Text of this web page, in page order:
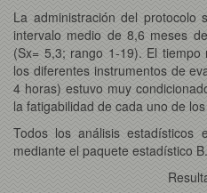
La administración del protocolo
intervalo medio de 8,6 meses
(Sx= 5,3; rango 1-19). El
los diferentes instrumentos de
4 horas) estuvo muy
la fatigabilidad de cada uno de
Todos los análisis estadísticos
mediante el paquete estadístico